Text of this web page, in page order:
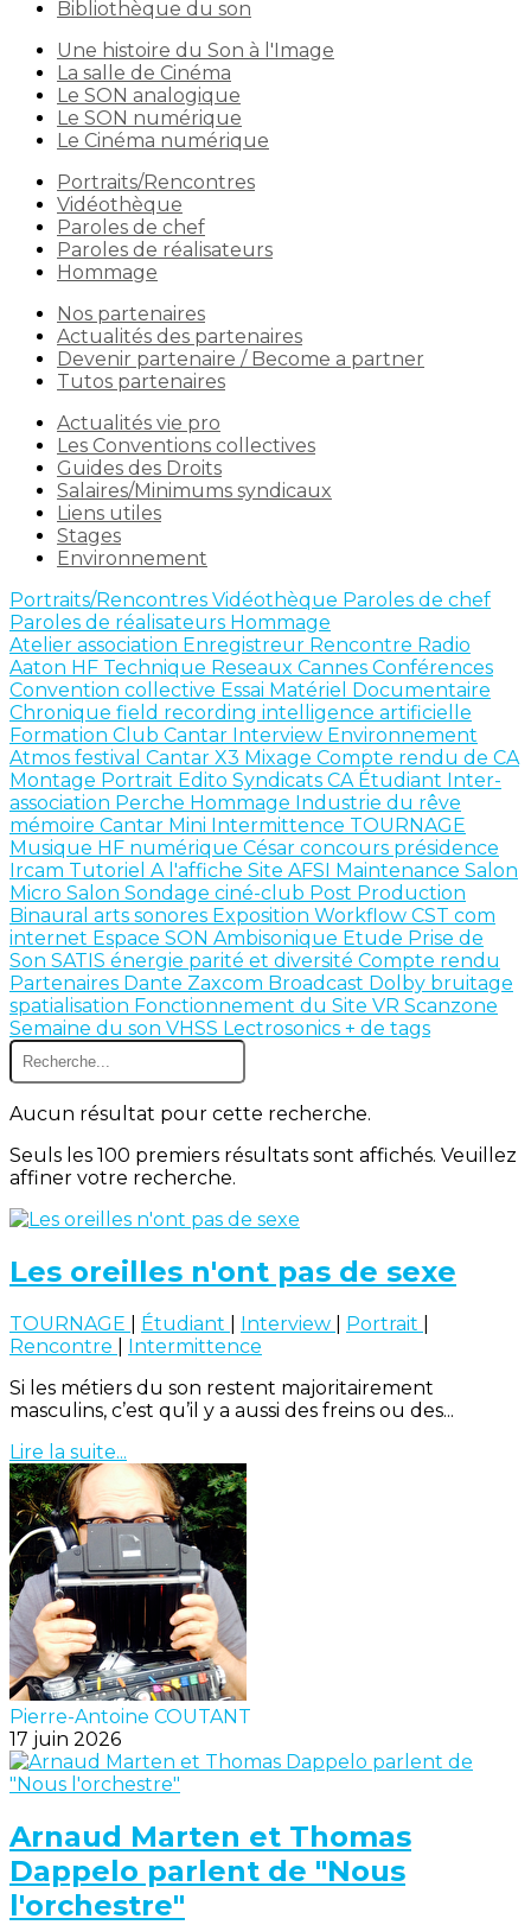
Bibliothèque du son
Une histoire du Son à l'Image
La salle de Cinéma
Le SON analogique
Le SON numérique
Le Cinéma numérique
Portraits/Rencontres
Vidéothèque
Paroles de chef
Paroles de réalisateurs
Hommage
Nos partenaires
Actualités des partenaires
Devenir partenaire / Become a partner
Tutos partenaires
Actualités vie pro
Les Conventions collectives
Guides des Droits
Salaires/Minimums syndicaux
Liens utiles
Stages
Environnement
Portraits/Rencontres Vidéothèque Paroles de chef
Paroles de réalisateurs Hommage
Atelier association Enregistreur Rencontre Radio
Aaton HF Technique Reseaux Cannes Conférences
Convention collective Essai Matériel Documentaire
Chronique field recording intelligence artificielle
Formation Club Cantar Interview Environnement
Atmos festival Cantar X3 Mixage Compte rendu de CA
Montage Portrait Edito Syndicats CA Étudiant Inter-
association Perche Hommage Industrie du rêve
mémoire Cantar Mini Intermittence TOURNAGE
Musique HF numérique César concours présidence
Ircam Tutoriel A l'affiche Site AFSI Maintenance Salon
Micro Salon Sondage ciné-club Post Production
Binaural arts sonores Exposition Workflow CST com
internet Espace SON Ambisonique Etude Prise de
Son SATIS énergie parité et diversité Compte rendu
Partenaires Dante Zaxcom Broadcast Dolby bruitage
spatialisation Fonctionnement du Site VR Scanzone
Semaine du son VHSS Lectrosonics + de tags
Aucun résultat pour cette recherche.
Seuls les 100 premiers résultats sont affichés. Veuillez
affiner votre recherche.
Les oreilles n'ont pas de sexe
TOURNAGE Étudiant Interview Portrait
Rencontre
Intermittence
Si les métiers du son restent majoritairement
masculins, c’est qu’il y a aussi des freins ou des...
Lire la suite...
Pierre-Antoine COUTANT
17 juin 2026
Arnaud Marten et Thomas
Dappelo parlent de "Nous
l'orchestre"